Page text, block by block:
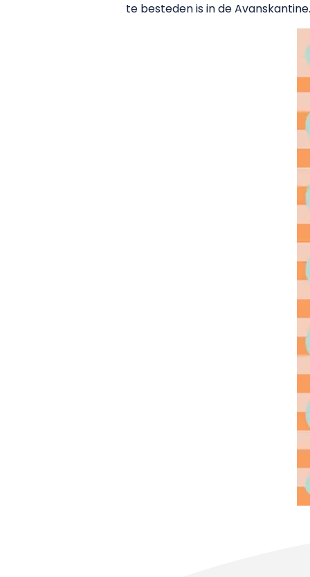
te besteden is in de Avanskantine.